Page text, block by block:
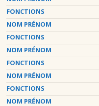
FONCTIONS
NOM PRÉNOM
FONCTIONS
NOM PRÉNOM
FONCTIONS
NOM PRÉNOM
FONCTIONS
NOM PRÉNOM